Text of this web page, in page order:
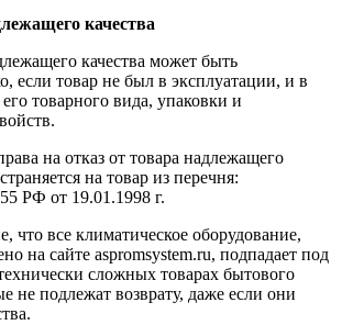
качества
качества может быть
если товар не был в эксплуатации, и в
товарного вида, упаковки и
на отказ от товара надлежащего
на товар из перечня:
РФ от 19.01.1998 г.
что все климатическое оборудование,
на сайте aspromsystem.ru, подпадает под
сложных товарах бытового
не подлежат возврату, даже если они